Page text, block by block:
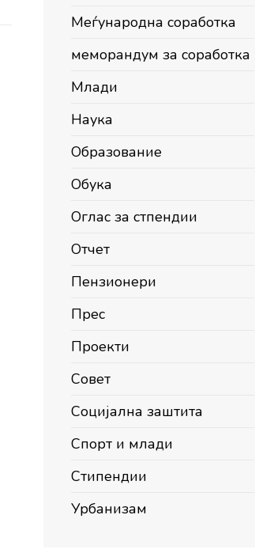
Меѓународна соработка
меморандум за соработка
Млади
Наука
Образование
Обука
Оглас за стпендии
Отчет
Пензионери
Прес
Проекти
Совет
Социјална заштита
Спорт и млади
Стипендии
Урбанизам